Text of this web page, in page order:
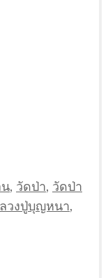
น, วัดป่า, วัดป่า
วงปู่บุญหนา,